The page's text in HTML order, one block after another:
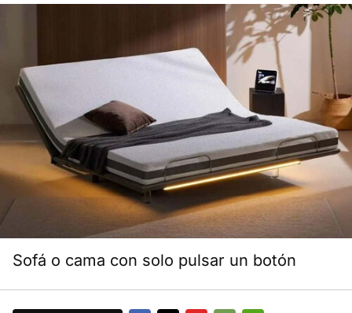
Sofá o cama con solo pulsar un botón